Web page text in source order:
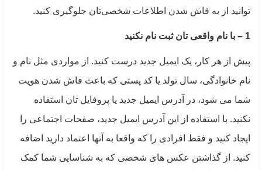
توانید از به فاش شدن اطلاعات شخصی‌تان جلوگیری کنید.
1 – با نام واقعی تان ثبت نام نکنید
پیش از هر کار، یک ایمیل جدید درست کنید. از مواردی مثل نام و
نام خانوادگی، سال تولد یا کد پستی که باعث فاش شدن هویت
شما می شود، در آدرس ایمیل جدید یا پروفایل تان استفاده
نکنید. با استفاده از این آدرس ایمیل جدید، صفحات اجتماعی را
ایجاد کنید و فقط افرادی را که واقعا به آنها اعتماد دارید اضافه
کنید. از گذاشتن عکس های شخصی که به شناسایی شما کمک